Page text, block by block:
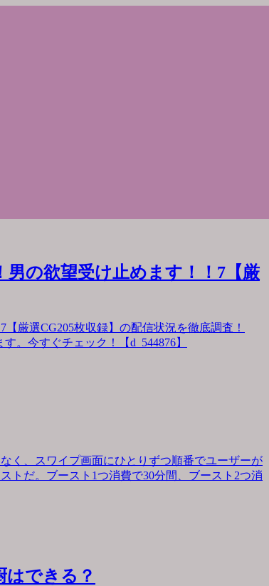
男の欲望受け止めます！！7【厳
厳選CG205枚収録】の配信状況を徹底調査！
。今すぐチェック！【d_544876】
く、スワイプ画面にひとりずつ順番でユーザーが
トだ。ブースト1つ消費で30分間、ブースト2つ消
はできる？